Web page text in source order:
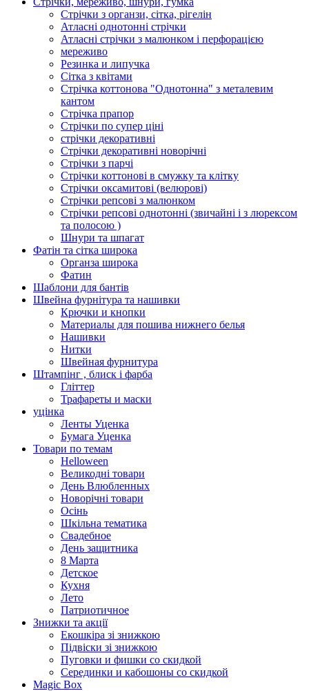
Стрічки з органзи, сітка, рігелін
Атласні однотонні стрічки
Атласні стрічки з малюнком і перфорацією
мереживо
Резинка и липучка
Сітка з квітами
Стрічка коттонова "Однотонна" з металевим
кантом
Стрічка прапор
Стрічки по супер ціні
стрічки декоративні
Стрічки декоративні новорічні
Стрічки з парчі
Стрічки коттонові в смужку та клітку
Стрічки оксамитові (велюрові)
Стрічки репсові з малюнком
Стрічки репсові однотонні (звичайні і з люрексом
та полосою )
Шнури та шпагат
Фатін та сітка широка
Органза широка
Фатин
Шаблони для бантів
Швейна фурнітура та нашивки
Крючки и кнопки
Материалы для пошива нижнего белья
Нашивки
Нитки
Швейная фурнитура
Штампінг , блиск і фарба
Гліттер
Трафареты и маски
уцінка
Ленты Уценка
Бумага Уценка
Товари по темам
Helloween
Великодні товари
День Влюбленных
Новорічні товари
Осінь
Шкільна тематика
Свадебное
День защитника
8 Марта
Детское
Кухня
Лето
Патриотичное
Знижки та акції
Екошкіра зі знижкою
Підвіски зі знижкою
Пуговки и фишки со скидкой
Серединки и кабошоны со скидкой
Magic Box